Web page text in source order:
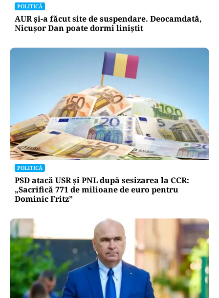
POLITICĂ
AUR și-a făcut site de suspendare. Deocamdată,
Nicușor Dan poate dormi liniștit
POLITICĂ
PSD atacă USR și PNL după sesizarea la CCR:
„Sacrifică 771 de milioane de euro pentru
Dominic Fritz”